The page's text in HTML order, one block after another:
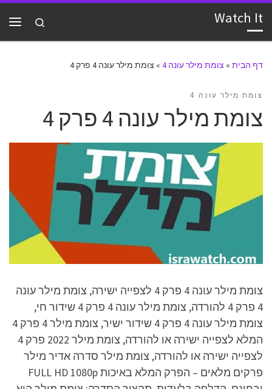
דלג לתוכן Watch It
Search
דף הבית » צומת מילר עונה 4 » צומת מילר עונה 4 פרק 4
צומת מילר עונה 4
צומת מילר עונה 4 פרק 4
צומת מילר עונה 4 פרק 4 לצפייה ישירה, צומת מילר עונה
4 פרק 4 להורדה, צומת מילר עונה 4 פרק 4 שידור חי,
צומת מילר עונה 4 פרק 4 שידור ישיר, צומת מילר 4 פרק 4
המלא לצפייה ישירה או להורדה, צומת מילר 2022 פרק 4
לצפייה ישירה או להורדה, צומת מילר סדרה אדיר מילר
פרקים מלאים – הפרק המלא באיכות FULL HD 1080p